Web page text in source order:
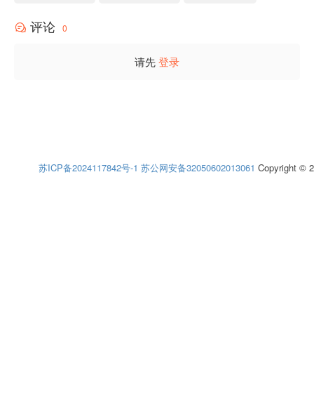
评论 0
请先登录
苏ICP备2024117842号-1 苏公网安备32050602013061 Copyright ©